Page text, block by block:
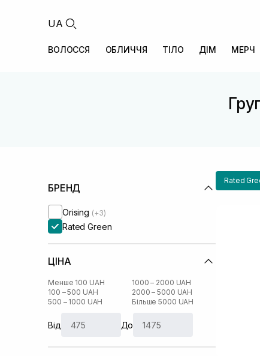
UA
ВОЛОССЯ ОБЛИЧЧЯ ТІЛО ДІМ МЕРЧ
БРЕНД
Orising (+3)
Rated Green
ЦІНА
Менше 100 UAH
100 – 500 UAH
500 – 1000 UAH
1000 – 2000 UAH
2000 – 5000 UAH
Більше 5000 UAH
Від До
Rated